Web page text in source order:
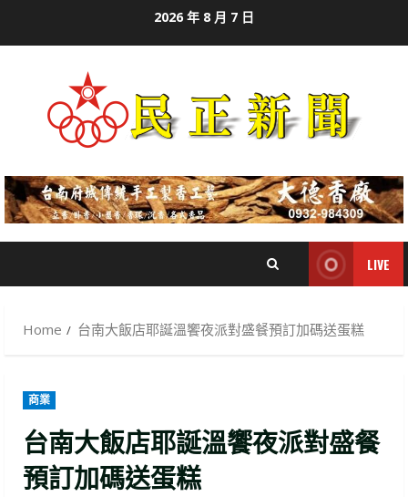
2026 年 8 月 7 日
LIVE
Home 台南大飯店耶誕溫饗夜派對盛餐預訂加碼送蛋糕
商業
台南大飯店耶誕溫饗夜派對盛餐
預訂加碼送蛋糕